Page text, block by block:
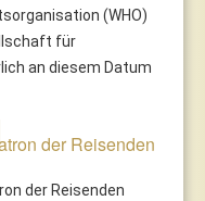
(WHO)
für
an diesem Datum
der Reisenden
der Reisenden